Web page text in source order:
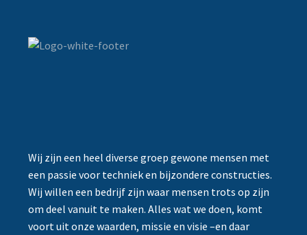
Wij zijn een heel diverse groep gewone mensen met
een passie voor techniek en bijzondere constructies.
Wij willen een bedrijf zijn waar mensen trots op zijn
om deel vanuit te maken. Alles wat we doen, komt
voort uit onze waarden, missie en visie –en daar